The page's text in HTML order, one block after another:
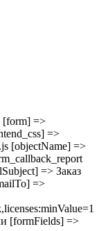
[form] =>
=>
[objectName] =>
=> Заказ
=>
[formFields] =>